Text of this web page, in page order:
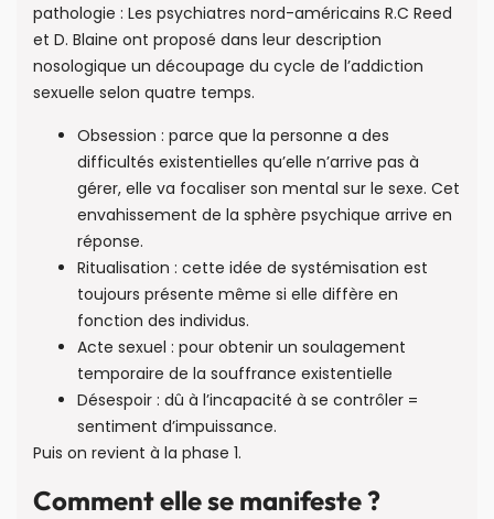
pathologie : Les psychiatres nord-américains R.C Reed
et D. Blaine ont proposé dans leur description
nosologique un découpage du cycle de l’addiction
sexuelle selon quatre temps.
Obsession : parce que la personne a des
difficultés existentielles qu’elle n’arrive pas à
gérer, elle va focaliser son mental sur le sexe. Cet
envahissement de la sphère psychique arrive en
réponse.
Ritualisation : cette idée de systémisation est
toujours présente même si elle diffère en
fonction des individus.
Acte sexuel : pour obtenir un soulagement
temporaire de la souffrance existentielle
Désespoir : dû à l’incapacité à se contrôler =
sentiment d’impuissance.
Puis on revient à la phase 1.
Comment elle se manifeste ?